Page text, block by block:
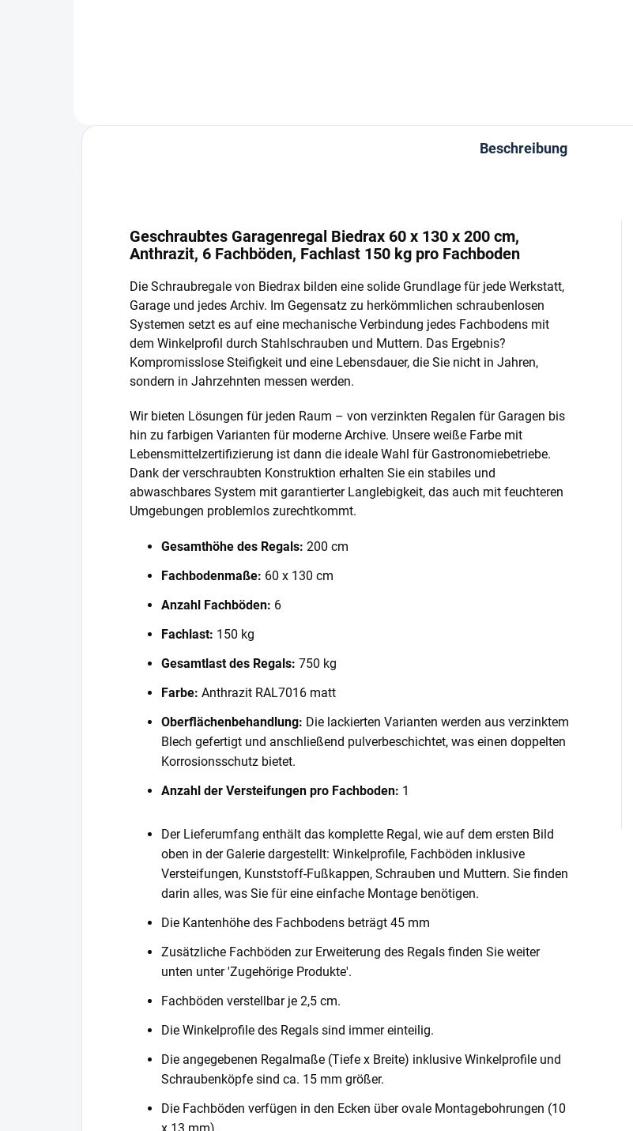
Beschreibung
Geschraubtes Garagenregal Biedrax 60 x 130 x 200 cm,
Anthrazit, 6 Fachböden, Fachlast 150 kg pro Fachboden
Die Schraubregale von Biedrax bilden eine solide Grundlage für jede Werkstatt,
Garage und jedes Archiv. Im Gegensatz zu herkömmlichen schraubenlosen
Systemen setzt es auf eine mechanische Verbindung jedes Fachbodens mit
dem Winkelprofil durch Stahlschrauben und Muttern. Das Ergebnis?
Kompromisslose Steifigkeit und eine Lebensdauer, die Sie nicht in Jahren,
sondern in Jahrzehnten messen werden.
Wir bieten Lösungen für jeden Raum – von verzinkten Regalen für Garagen bis
hin zu farbigen Varianten für moderne Archive. Unsere weiße Farbe mit
Lebensmittelzertifizierung ist dann die ideale Wahl für Gastronomiebetriebe.
Dank der verschraubten Konstruktion erhalten Sie ein stabiles und
abwaschbares System mit garantierter Langlebigkeit, das auch mit feuchteren
Umgebungen problemlos zurechtkommt.
Gesamthöhe des Regals: 200 cm
Fachbodenmaße: 60 x 130 cm
Anzahl Fachböden: 6
Fachlast: 150 kg
Gesamtlast des Regals: 750 kg
Farbe: Anthrazit RAL7016 matt
Oberflächenbehandlung: Die lackierten Varianten werden aus verzinktem
Blech gefertigt und anschließend pulverbeschichtet, was einen doppelten
Korrosionsschutz bietet.
Anzahl der Versteifungen pro Fachboden: 1
Der Lieferumfang enthält das komplette Regal, wie auf dem ersten Bild
oben in der Galerie dargestellt: Winkelprofile, Fachböden inklusive
Versteifungen, Kunststoff-Fußkappen, Schrauben und Muttern. Sie finden
darin alles, was Sie für eine einfache Montage benötigen.
Die Kantenhöhe des Fachbodens beträgt 45 mm
Zusätzliche Fachböden zur Erweiterung des Regals finden Sie weiter
unten unter 'Zugehörige Produkte'.
Fachböden verstellbar je 2,5 cm.
Die Winkelprofile des Regals sind immer einteilig.
Die angegebenen Regalmaße (Tiefe x Breite) inklusive Winkelprofile und
Schraubenköpfe sind ca. 15 mm größer.
Die Fachböden verfügen in den Ecken über ovale Montagebohrungen (10